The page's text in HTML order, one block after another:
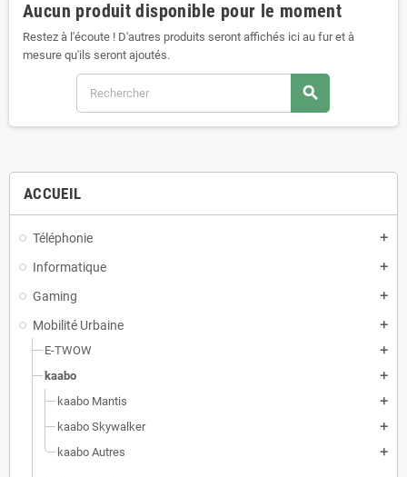
ACCUEIL
Téléphonie add
Informatique add
Gaming add
Mobilité Urbaine add
E-TWOW add
kaabo add
kaabo Mantis add
kaabo Skywalker add
kaabo Autres add
Aucun produit disponible pour le moment
Restez à l'écoute ! D'autres produits seront affichés ici au fur et à
mesure qu'ils seront ajoutés.
search